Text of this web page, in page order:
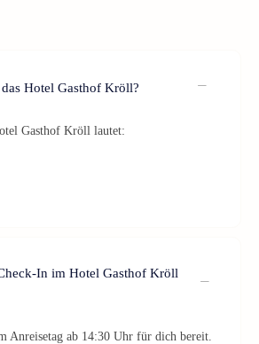
Hotel Gasthof Kröll?
Gasthof Kröll lautet:
In im Hotel Gasthof Kröll
Anreisetag ab 14:30 Uhr für dich bereit.